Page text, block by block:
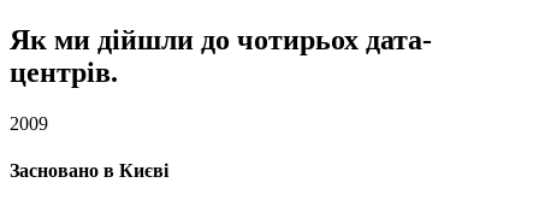
Як ми дійшли до чотирьох дата-
центрів.
2009
Засновано в Києві